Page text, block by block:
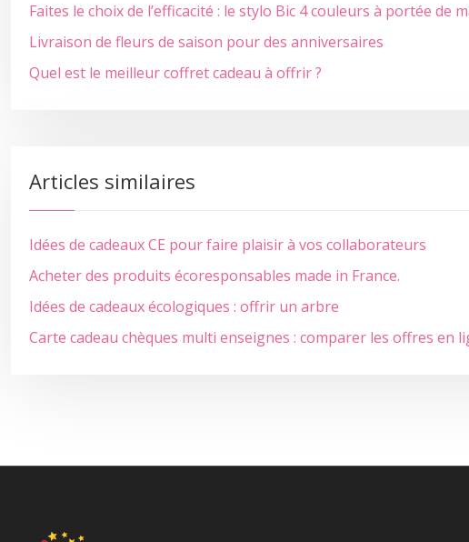
Faites le choix de l’efficacité : le stylo Bic 4 couleurs à portée de
Livraison de fleurs de saison pour des anniversaires
Quel est le meilleur coffret cadeau à offrir ?
Articles similaires
Idées de cadeaux CE pour faire plaisir à vos collaborateurs
Acheter des produits écoresponsables made in France.
Idées de cadeaux écologiques : offrir un arbre
Carte cadeau chèques multi enseignes : comparer les offres en